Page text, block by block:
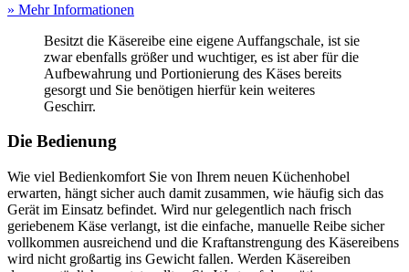
» Mehr Informationen
Besitzt die Käsereibe eine eigene Auffangschale, ist sie
zwar ebenfalls größer und wuchtiger, es ist aber für die
Aufbewahrung und Portionierung des Käses bereits
gesorgt und Sie benötigen hierfür kein weiteres
Geschirr.
Die Bedienung
Wie viel Bedienkomfort Sie von Ihrem neuen Küchenhobel
erwarten, hängt sicher auch damit zusammen, wie häufig sich das
Gerät im Einsatz befindet. Wird nur gelegentlich nach frisch
geriebenem Käse verlangt, ist die einfache, manuelle Reibe sicher
vollkommen ausreichend und die Kraftanstrengung des Käsereibens
wird nicht großartig ins Gewicht fallen. Werden Käsereiben